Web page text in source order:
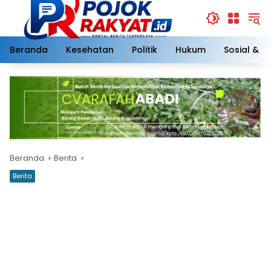
Langsung
konten
Beranda
Kesehatan Politik Hukum Sosial &
Beranda Berita
Berita